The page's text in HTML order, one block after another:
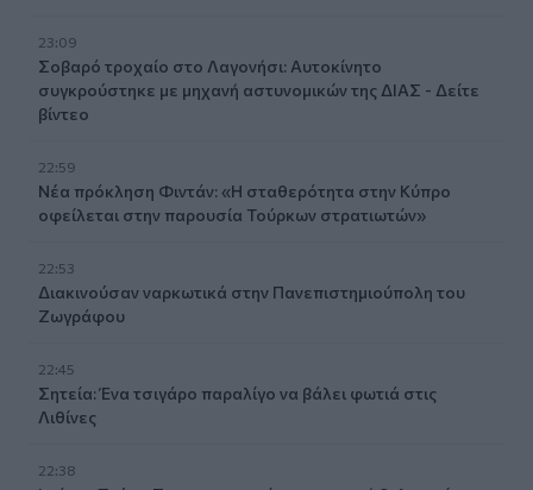
23:09
Σοβαρό τροχαίο στο Λαγονήσι: Αυτοκίνητο
συγκρούστηκε με μηχανή αστυνομικών της ΔΙΑΣ - Δείτε
βίντεο
22:59
Νέα πρόκληση Φιντάν: «Η σταθερότητα στην Κύπρο
οφείλεται στην παρουσία Τούρκων στρατιωτών»
22:53
Διακινούσαν ναρκωτικά στην Πανεπιστημιούπολη του
Ζωγράφου
22:45
Σητεία: Ένα τσιγάρο παραλίγο να βάλει φωτιά στις
Λιθίνες
22:38